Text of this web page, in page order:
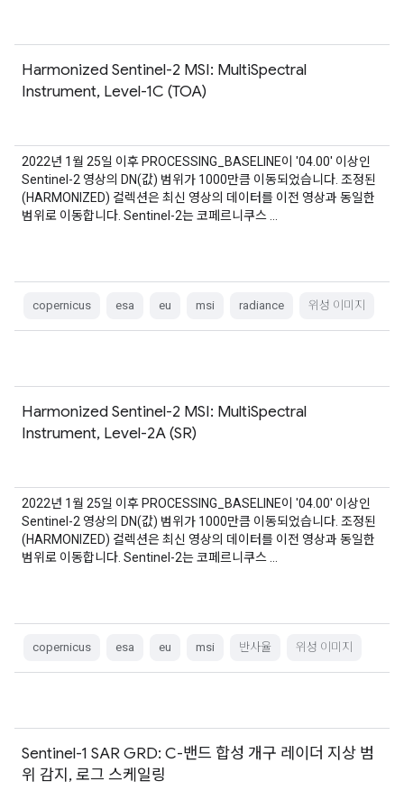
Harmonized Sentinel-2 MSI: MultiSpectral
Instrument, Level-1C (TOA)
2022년 1월 25일 이후 PROCESSING_BASELINE이 '04.00' 이상인
Sentinel-2 영상의 DN(값) 범위가 1000만큼 이동되었습니다. 조정된
(HARMONIZED) 컬렉션은 최신 영상의 데이터를 이전 영상과 동일한
범위로 이동합니다. Sentinel-2는 코페르니쿠스 …
copernicus esa eu msi radiance 위성 이미지
Harmonized Sentinel-2 MSI: MultiSpectral
Instrument, Level-2A (SR)
2022년 1월 25일 이후 PROCESSING_BASELINE이 '04.00' 이상인
Sentinel-2 영상의 DN(값) 범위가 1000만큼 이동되었습니다. 조정된
(HARMONIZED) 컬렉션은 최신 영상의 데이터를 이전 영상과 동일한
범위로 이동합니다. Sentinel-2는 코페르니쿠스 …
copernicus esa eu msi 반사율 위성 이미지
Sentinel-1 SAR GRD: C-밴드 합성 개구 레이더 지상 범
위 감지, 로그 스케일링